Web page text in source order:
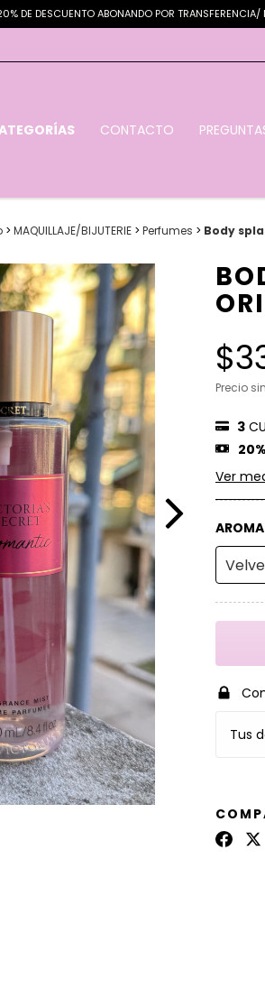
DE DESCUENTO ABONANDO POR
CONTACTO
> MAQUILLAJE/BIJUTERIE > Perfumes > Body
Precio
3
Ver
Tus